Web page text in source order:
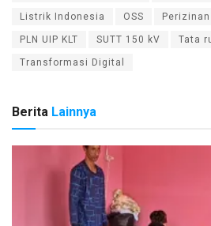
Listrik Indonesia OSS Perizinan
PLN UIP KLT SUTT 150 kV Tata
Transformasi Digital
Berita Lainnya